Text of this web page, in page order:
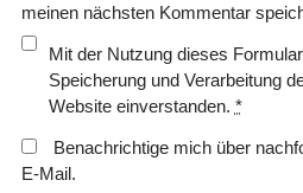
meinen nächsten Kommentar
Mit der Nutzung dieses
Speicherung und Verarbeitung
Website einverstanden. *
Benachrichtige mich über
E-Mail.